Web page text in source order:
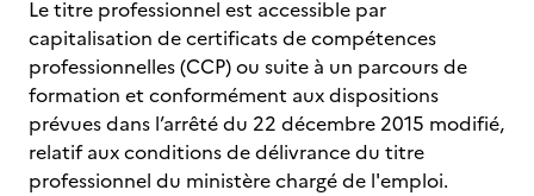
Le titre professionnel est accessible par
capitalisation de certificats de compétences
professionnelles (CCP) ou suite à un parcours de
formation et conformément aux dispositions
prévues dans l’arrêté du 22 décembre 2015 modifié,
relatif aux conditions de délivrance du titre
professionnel du ministère chargé de l'emploi.